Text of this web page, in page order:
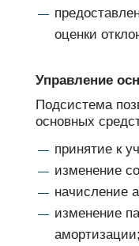
оценки
Управление
Подсистема
основных
принятие к
изменение
начисление
изменение
амортизации;